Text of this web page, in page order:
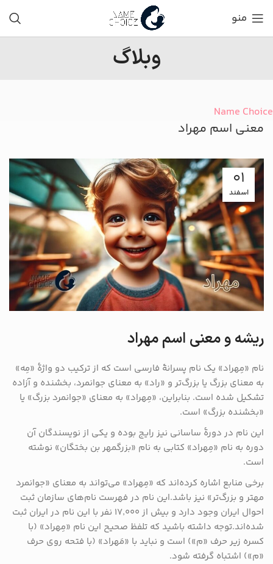
منو
وبلاگ
Name Choice
معنی اسم مهراد
01
اسفند
ریشه و معنی اسم مهراد
نام «مِهراد» یک نام پسرانهٔ فارسی است که از ترکیب دو واژهٔ «مِه»
به معنای بزرگ یا بزرگ‌تر و «راد» به معنای جوانمرد، بخشنده و آزاده
تشکیل شده است. بنابراین، «مِهراد» به معنای «جوانمرد بزرگ» یا
«بخشنده بزرگ» است.
این نام در دورهٔ ساسانی نیز رایج بوده و یکی از نویسندگان آن
دوره به نام «مِهراد» کتابی به نام «بزرگمهر بن بختگان» نوشته
است.
برخی منابع اشاره کرده‌اند که «مِهراد» می‌تواند به معنای «جوانمرد
مهتر و بزرگ‌تر» نیز باشد.این نام در فهرست نام‌های سازمان ثبت
احوال ایران وجود دارد و بیش از ۱۷٬۰۰۰ نفر با این نام در ایران ثبت
شده‌اند.توجه داشته باشید که تلفظ صحیح این نام «مِهراد» (با
کسره زیر حرف «م») است و نباید با «مَهراد» (با فتحه روی حرف
«م») اشتباه گرفته شود.